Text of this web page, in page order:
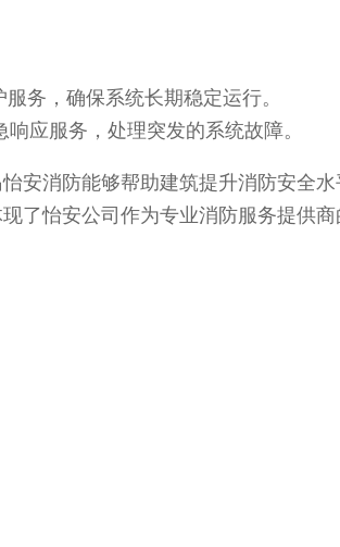
务，确保系统长期稳定运行。
响应服务，处理突发的系统故障。
安消防能够帮助建筑提升消防安全
了怡安公司作为专业消防服务提供商